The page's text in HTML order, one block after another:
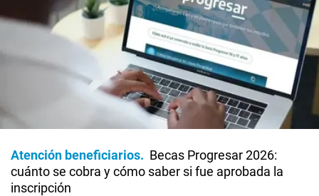
Atención beneficiarios
Becas Progresar 2026:
cuánto se cobra y cómo saber si fue aprobada la
inscripción